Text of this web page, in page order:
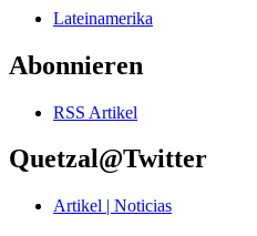
Lateinamerika
Abonnieren
RSS Artikel
Quetzal@Twitter
Artikel | Noticias